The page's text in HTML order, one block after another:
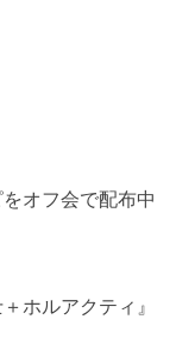
オフ会で配布中
ホルアクティ』